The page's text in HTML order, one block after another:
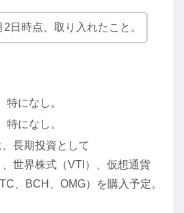
日時点、取り入れたこと。
特になし。
特になし。
長期投資として
世界株式（VTI）、仮想通貨
、BCH、OMG）を購入予定。